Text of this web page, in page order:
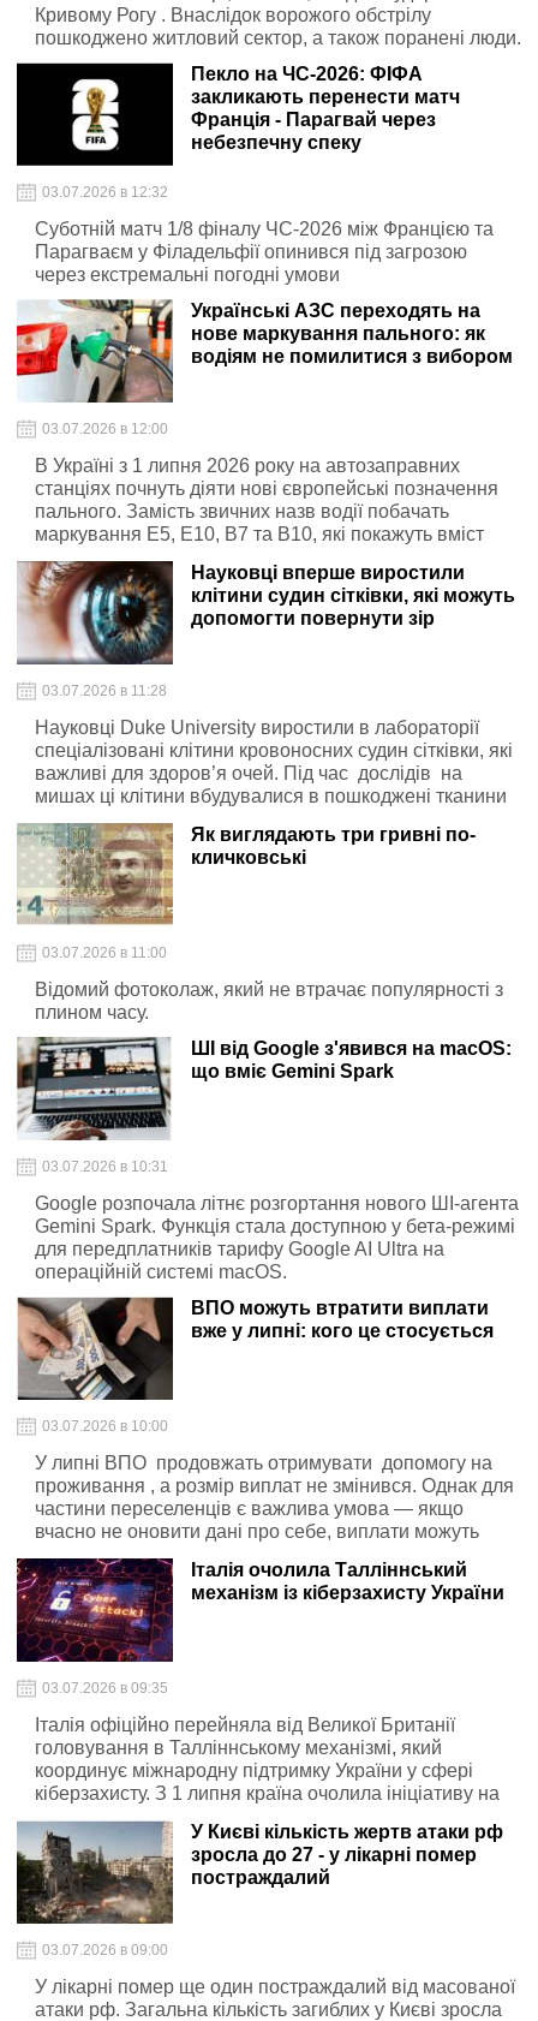
Кривому Рогу . Внаслідок ворожого обстрілу
пошкоджено житловий сектор, а також поранені люди.
Пекло на ЧС-2026: ФІФА
закликають перенести матч
Франція - Парагвай через
небезпечну спеку
03.07.2026 в 12:32
Суботній матч 1/8 фіналу ЧС-2026 між Францією та
Парагваєм у Філадельфії опинився під загрозою
через екстремальні погодні умови
Українські АЗС переходять на
нове маркування пального: як
водіям не помилитися з вибором
03.07.2026 в 12:00
В Україні з 1 липня 2026 року на автозаправних
станціях почнуть діяти нові європейські позначення
пального. Замість звичних назв водії побачать
маркування E5, E10, B7 та B10, які покажуть вміст
біокомпонентів у бензині та дизелі, пише mmr.net.ua .
Науковці вперше виростили
клітини судин сітківки, які можуть
допомогти повернути зір
03.07.2026 в 11:28
Науковці Duke University виростили в лабораторії
спеціалізовані клітини кровоносних судин сітківки, які
важливі для здоров’я очей. Під час дослідів на
мишах ці клітини вбудувалися в пошкоджені тканини
та допомогли відновити роботу сітківки.
Як виглядають три гривні по-
кличковські
03.07.2026 в 11:00
Відомий фотоколаж, який не втрачає популярності з
плином часу.
ШІ від Google з'явився на macOS:
що вміє Gemini Spark
03.07.2026 в 10:31
Google розпочала літнє розгортання нового ШІ-агента
Gemini Spark. Функція стала доступною у бета-режимі
для передплатників тарифу Google AI Ultra на
операційній системі macOS.
ВПО можуть втратити виплати
вже у липні: кого це стосується
03.07.2026 в 10:00
У липні ВПО продовжать отримувати допомогу на
проживання , а розмір виплат не змінився. Однак для
частини переселенців є важлива умова — якщо
вчасно не оновити дані про себе, виплати можуть
припинити.
Італія очолила Талліннський
механізм із кіберзахисту України
03.07.2026 в 09:35
Італія офіційно перейняла від Великої Британії
головування в Талліннському механізмі, який
координує міжнародну підтримку України у сфері
кіберзахисту. З 1 липня країна очолила ініціативу на
найближчі шість місяців та оголосила про додаткове
фінансування українських кіберпроєктів на суму €1
млн. Таким чином загальний внесок Італії до
механізму збільшиться до €2 млн, повідомляє
Banker.ua з посиланням на Міністерство цифрової
трансформації України.
У Києві кількість жертв атаки рф
зросла до 27 - у лікарні помер
постраждалий
03.07.2026 в 09:00
У лікарні помер ще один постраждалий від масованої
атаки рф. Загальна кількість загиблих у Києві зросла